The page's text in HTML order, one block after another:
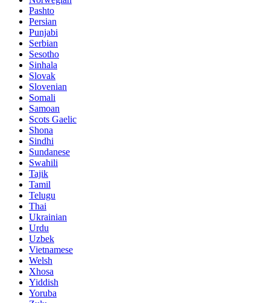
Pashto
Persian
Punjabi
Serbian
Sesotho
Sinhala
Slovak
Slovenian
Somali
Samoan
Scots Gaelic
Shona
Sindhi
Sundanese
Swahili
Tajik
Tamil
Telugu
Thai
Ukrainian
Urdu
Uzbek
Vietnamese
Welsh
Xhosa
Yiddish
Yoruba